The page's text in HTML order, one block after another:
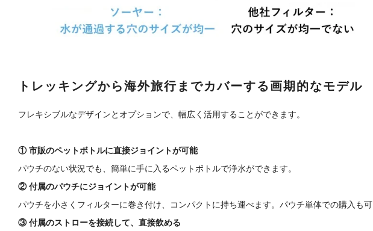
トレッキングから海外旅行までカバーする画期的なモデル
フレキシブルなデザインとオプションで、幅広く活用することができます。
① 市販のペットボトルに直接ジョイントが可能
パウチのない状況でも、簡単に手に入るペットボトルで浄水ができます。
② 付属のパウチにジョイントが可能
パウチを小さくフィルターに巻き付け、コンパクトに持ち運べます。パウチ単体での購入も可
③ 付属のストローを接続して、直接飲める